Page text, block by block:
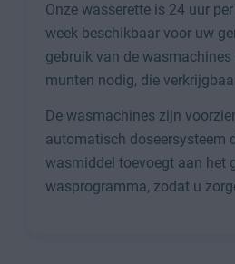
Onze wasserette is 24 uur
week beschikbaar voor uw
gebruik van de
munten nodig, die
De wasmachines zijn
automatisch doseersysteem
wasmiddel toevoegt aan het
wasprogramma, zodat u